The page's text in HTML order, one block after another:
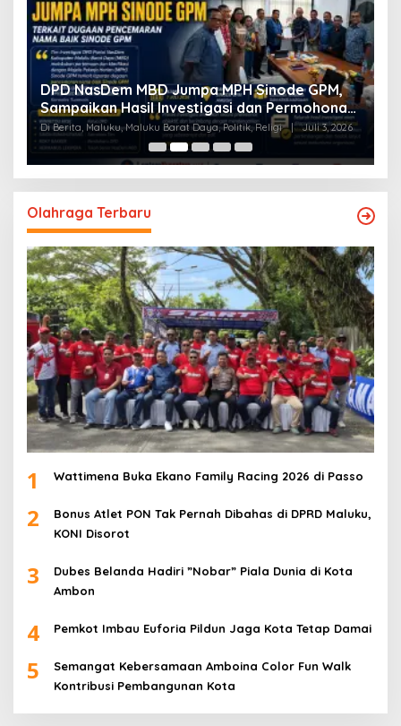
DPD NasDem MBD Jumpa MPH Sinode GPM,
Sampaikan Hasil Investigasi dan Permohonan
Maaf
Di Berita, Maluku, Maluku Barat Daya, Politik, Religi Juli 3, 2026
Olahraga Terbaru
1 Wattimena Buka Ekano Family Racing 2026 di Passo
2
Bonus Atlet PON Tak Pernah Dibahas di DPRD Maluku,
KONI Disorot
3
Dubes Belanda Hadiri ”Nobar” Piala Dunia di Kota
Ambon
4 Pemkot Imbau Euforia Pildun Jaga Kota Tetap Damai
5
Semangat Kebersamaan Amboina Color Fun Walk
Kontribusi Pembangunan Kota